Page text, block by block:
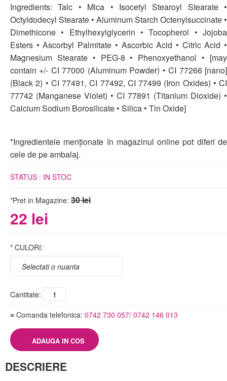
Ingredients: Talc • Mica • Isocetyl Stearoyl Stearate •
Octyldodecyl Stearate • Aluminum Starch Octenylsuccinate •
Dimethicone • Ethylhexylglycerin • Tocopherol • Jojoba
Esters • Ascorbyl Palmitate • Ascorbic Acid • Citric Acid •
Magnesium Stearate • PEG-8 • Phenoxyethanol • [may
contain +/- CI 77000 (Aluminum Powder) • CI 77266 [nano]
(Black 2) • CI 77491, CI 77492, CI 77499 (Iron Oxides) • CI
77742 (Manganese Violet) • CI 77891 (Titanium Dioxide) •
Calcium Sodium Borosilicate • Silica • Tin Oxide]
*Ingredientele menționate în magazinul online pot diferi de
cele de pe ambalaj.
STATUS : IN STOC
*Pret in Magazine: 30 lei
22 lei
* CULORI:
Cantitate:
≡ Comanda telefonica: 0742 730 057/ 0742 146 013
DESCRIERE